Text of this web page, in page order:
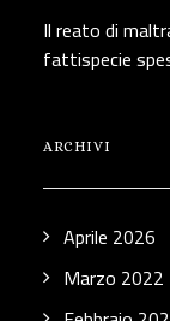
Il reato di
fattispecie
ARCHIVI
Aprile 2026
Marzo 2022